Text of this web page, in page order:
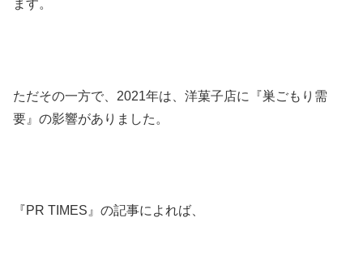
ます。
ただその一方で、 2021年は、洋菓子店に『巣ごもり需
要』の影響がありました 。
『PR TIMES』の記事によれば、